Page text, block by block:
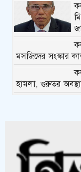
মসজিদের সংস্কার
হামলা, গুরুতর